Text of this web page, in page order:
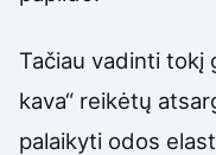
Tačiau vadinti tokį
kava“ reikėtų
palaikyti odos